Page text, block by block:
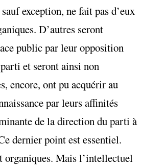
exception, ne fait pas d’eux
D’autres seront
public par leur opposition
et seront ainsi non
encore, ont pu acquérir au
par leurs affinités
de la direction du parti à
dernier point est essentiel.
organiques. Mais l’intellectuel